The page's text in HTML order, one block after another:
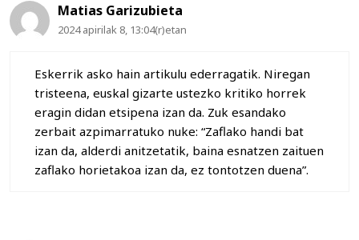
Matias Garizubieta
2024 apirilak 8, 13:04(r)etan
Eskerrik asko hain artikulu ederragatik. Niregan
tristeena, euskal gizarte ustezko kritiko horrek
eragin didan etsipena izan da. Zuk esandako
zerbait azpimarratuko nuke: “Zaflako handi bat
izan da, alderdi anitzetatik, baina esnatzen zaituen
zaflako horietakoa izan da, ez tontotzen duena”.